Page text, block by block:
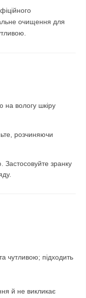
очищення для
на вологу шкіру
розчиняючи
зранку
чутливою; підходить
й не викликає